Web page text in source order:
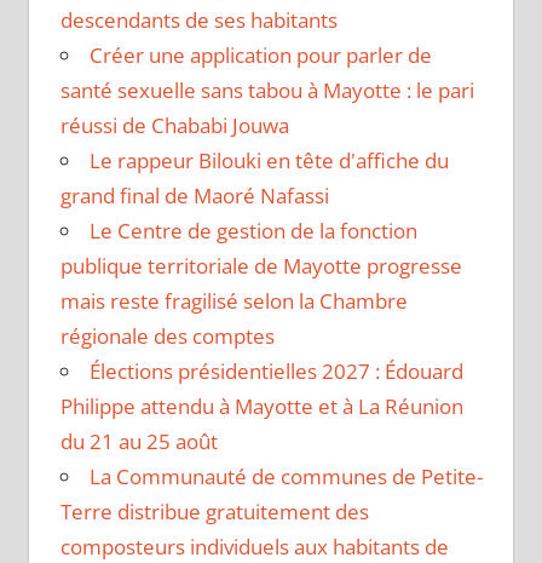
descendants de ses habitants
Créer une application pour parler de
santé sexuelle sans tabou à Mayotte : le pari
réussi de Chababi Jouwa
Le rappeur Bilouki en tête d'affiche du
grand final de Maoré Nafassi
Le Centre de gestion de la fonction
publique territoriale de Mayotte progresse
mais reste fragilisé selon la Chambre
régionale des comptes
Élections présidentielles 2027 : Édouard
Philippe attendu à Mayotte et à La Réunion
du 21 au 25 août
La Communauté de communes de Petite-
Terre distribue gratuitement des
composteurs individuels aux habitants de